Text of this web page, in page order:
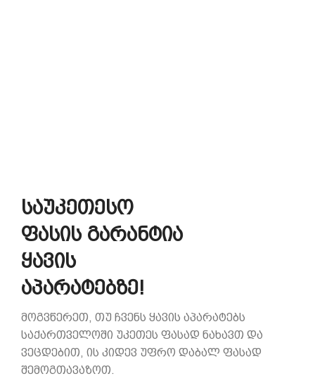
საუკეთესო
ფასის გარანტია
ყავის
აპარატებზე!
მოგვწერეთ, თუ ჩვენს ყავის აპარატებს
საქართველოში უკეთეს ფასად ნახავთ და
ვეცდებით, ის კიდევ უფრო დაბალ ფასად
შემოგთავაზოთ.